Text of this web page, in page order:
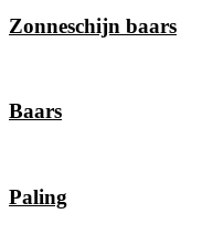
Zonneschijn baars
Baars
Paling